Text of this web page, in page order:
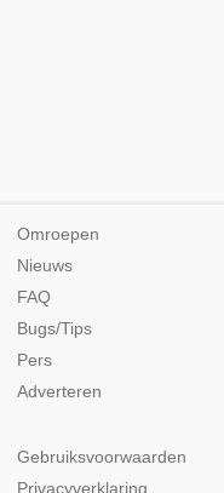
Omroepen
Nieuws
FAQ
Bugs/Tips
Pers
Adverteren
Gebruiksvoorwaarden
Privacyverklaring